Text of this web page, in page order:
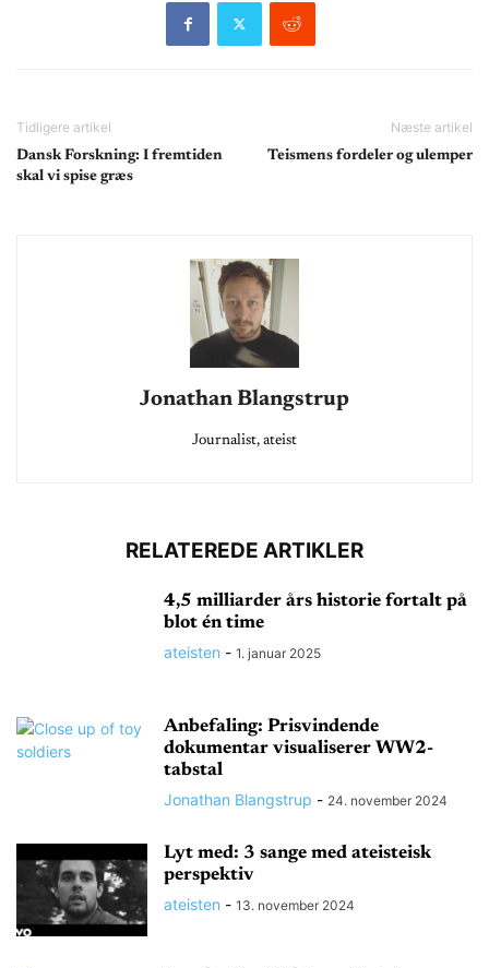
Tidligere artikel
Dansk Forskning: I fremtiden
skal vi spise græs
Næste artikel
Teismens fordeler og ulemper
Jonathan Blangstrup
Journalist, ateist
RELATEREDE ARTIKLER
4,5 milliarder års historie fortalt på
blot én time
ateisten - 1. januar 2025
Anbefaling: Prisvindende
dokumentar visualiserer WW2-
tabstal
Jonathan Blangstrup - 24. november 2024
Lyt med: 3 sange med ateisteisk
perspektiv
ateisten - 13. november 2024